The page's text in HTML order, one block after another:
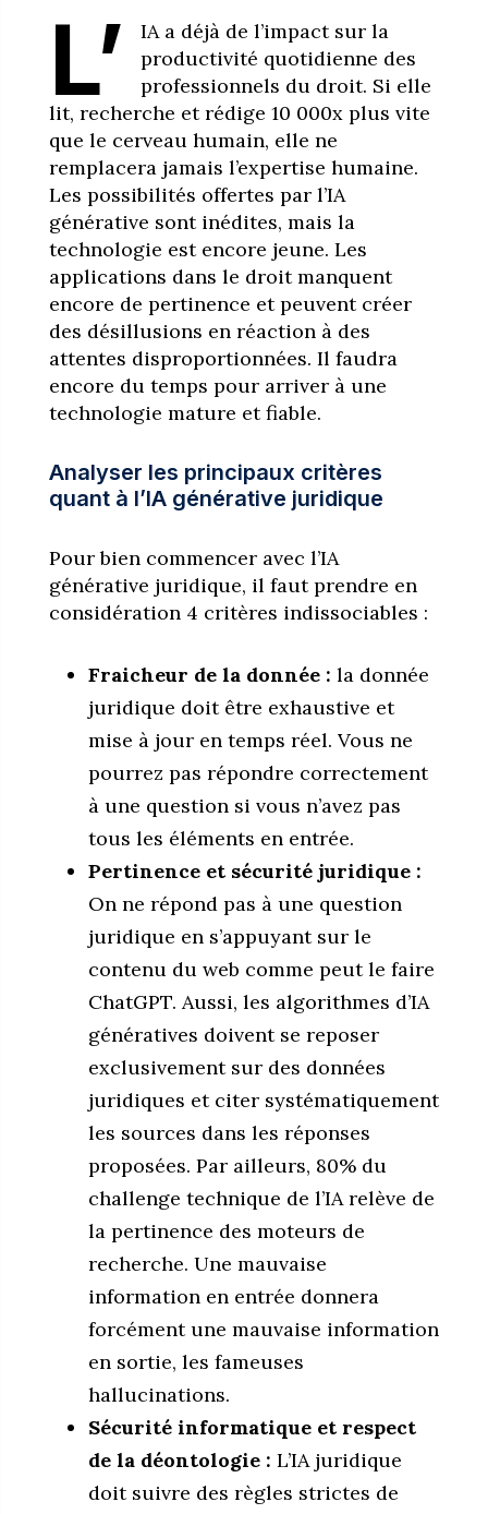
L’
IA a déjà de l’impact sur la
productivité quotidienne des
professionnels du droit. Si elle
lit, recherche et rédige 10 000x plus vite
que le cerveau humain, elle ne
remplacera jamais l’expertise humaine.
Les possibilités offertes par l’IA
générative sont inédites, mais la
technologie est encore jeune. Les
applications dans le droit manquent
encore de pertinence et peuvent créer
des désillusions en réaction à des
attentes disproportionnées. Il faudra
encore du temps pour arriver à une
technologie mature et fiable.
Analyser les principaux critères
quant à l’IA générative juridique
Pour bien commencer avec l’IA
générative juridique, il faut prendre en
considération 4 critères indissociables :
Fraicheur de la donnée : la donnée
juridique doit être exhaustive et
mise à jour en temps réel. Vous ne
pourrez pas répondre correctement
à une question si vous n’avez pas
tous les éléments en entrée.
Pertinence et sécurité juridique :
On ne répond pas à une question
juridique en s’appuyant sur le
contenu du web comme peut le faire
ChatGPT. Aussi, les algorithmes d’IA
génératives doivent se reposer
exclusivement sur des données
juridiques et citer systématiquement
les sources dans les réponses
proposées. Par ailleurs, 80% du
challenge technique de l’IA relève de
la pertinence des moteurs de
recherche. Une mauvaise
information en entrée donnera
forcément une mauvaise information
en sortie, les fameuses
hallucinations.
Sécurité informatique et respect
de la déontologie : L’IA juridique
doit suivre des règles strictes de